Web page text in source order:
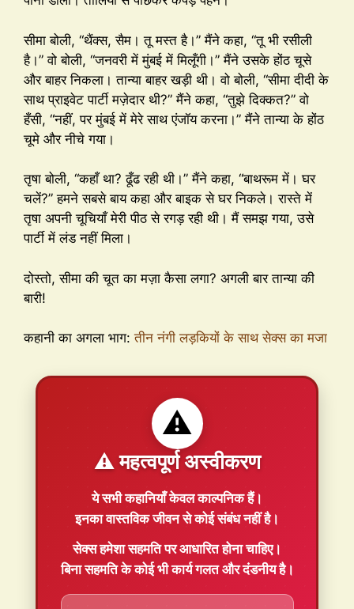
सीमा बोली, “थैंक्स, सैम। तू मस्त है।” मैंने कहा, “तू भी रसीली
है।” वो बोली, “जनवरी में मुंबई में मिलूँगी।” मैंने उसके होंठ चूसे
और बाहर निकला। तान्या बाहर खड़ी थी। वो बोली, “सीमा दीदी के
साथ प्राइवेट पार्टी मज़ेदार थी?” मैंने कहा, “तुझे दिक्कत?” वो
हँसी, “नहीं, पर मुंबई में मेरे साथ एंजॉय करना।” मैंने तान्या के होंठ
चूमे और नीचे गया।
तृषा बोली, “कहाँ था? ढूँढ रही थी।” मैंने कहा, “बाथरूम में। घर
चलें?” हमने सबसे बाय कहा और बाइक से घर निकले। रास्ते में
तृषा अपनी चूचियाँ मेरी पीठ से रगड़ रही थी। मैं समझ गया, उसे
पार्टी में लंड नहीं मिला।
दोस्तो, सीमा की चूत का मज़ा कैसा लगा? अगली बार तान्या की
बारी!
कहानी का अगला भाग:तीन नंगी लड़कियों के साथ सेक्स का मजा
⚠️
⚠️ महत्वपूर्ण अस्वीकरण
ये सभी कहानियाँकेवल काल्पनिकहैं।
इनका वास्तविक जीवन से कोई संबंध नहीं है।
सेक्स हमेशासहमतिपर आधारित होना चाहिए।
बिना सहमति के कोई भी कार्य गलत और दंडनीय है।